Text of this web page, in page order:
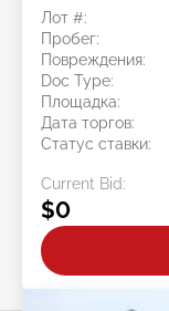
Лот #:
Пробег:
Повреждения:
Doc Type:
Площадка:
Дата торгов:
Статус ставки:
Current Bid:
$0